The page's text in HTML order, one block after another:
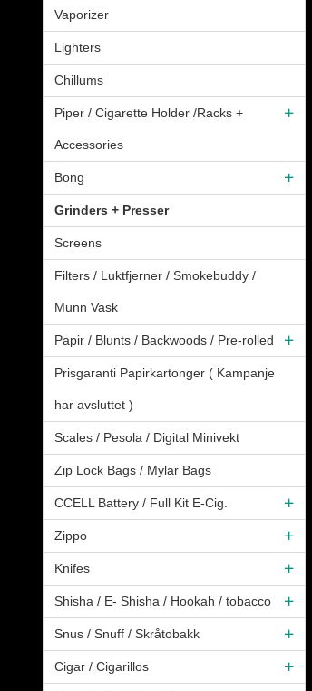
Vaporizer
Lighters
Chillums
Piper / Cigarette Holder /Racks +
Accessories
Bong
Grinders + Presser
Screens
Filters / Luktfjerner / Smokebuddy /
Munn Vask
Papir / Blunts / Backwoods / Pre-rolled
Prisgaranti Papirkartonger ( Kampanje
har avsluttet )
Scales / Pesola / Digital Minivekt
Zip Lock Bags / Mylar Bags
CCELL Battery / Full Kit E-Cig.
Zippo
Knifes
Shisha / E- Shisha / Hookah / tobacco
Snus / Snuff / Skråtobakk
Cigar / Cigarillos